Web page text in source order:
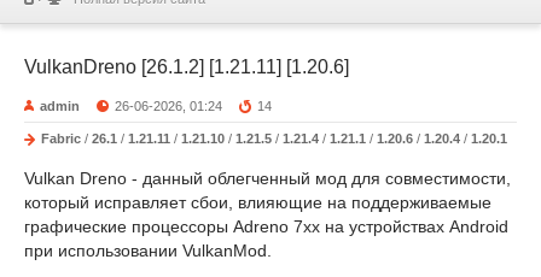
VulkanDreno [26.1.2] [1.21.11] [1.20.6]
admin 26-06-2026, 01:24 14
Fabric / 26.1 / 1.21.11 / 1.21.10 / 1.21.5 / 1.21.4 / 1.21.1 / 1.20.6 / 1.20.4 / 1.20.1
Vulkan Dreno - данный облегченный мод для совместимости,
который исправляет сбои, влияющие на поддерживаемые
графические процессоры Adreno 7xx на устройствах Android
при использовании VulkanMod.